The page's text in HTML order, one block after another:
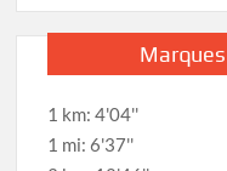
1 km: 4'04''
1 mi: 6'37''